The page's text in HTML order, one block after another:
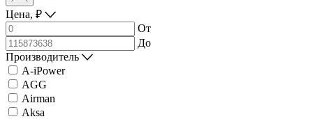
Цена, ₽
От
До
Производитель
A-iPower
AGG
Airman
Aksa